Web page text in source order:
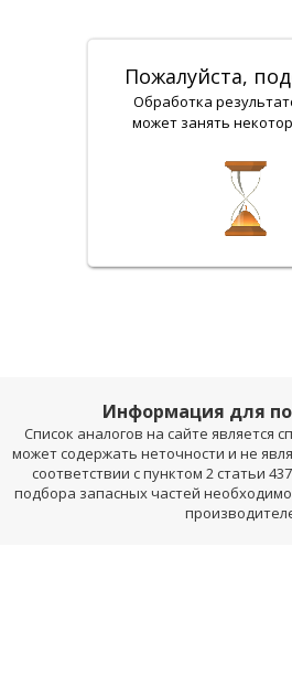
Пожалуйста,
Обработка
может занять
Информация для
Список аналогов на сайте является
может содержать неточности и не
соответствии с пунктом 2 статьи
подбора запасных частей